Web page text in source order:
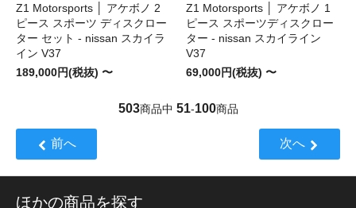
Z1 Motorsports │ アケボノ 2
ピース スポーツ ディスクロー
ター セット - nissan スカイラ
イン V37
189,000円(税抜) 〜
Z1 Motorsports │ アケボノ 1
ピース スポーツディスクロー
ター - nissan スカイライン
V37
69,000円(税抜) 〜
503商品中 51-100商品
前へ 次へ
ほかの商品を探す